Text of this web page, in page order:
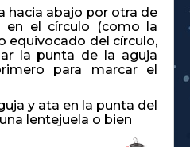
hacia abajo por otra de
en el círculo (como la
equivocado del círculo,
la punta de la aguja
para marcar el
y ata en la punta del
lentejuela o bien